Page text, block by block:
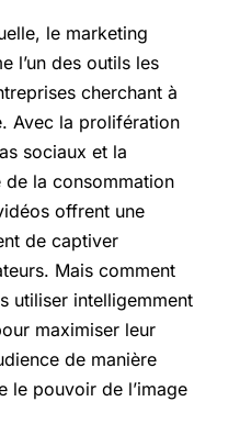
le marketing
l’un des outils les
cherchant à
Avec la prolifération
sociaux et la
la consommation
offrent une
de captiver
Mais comment
utiliser intelligemment
maximiser leur
de manière
le pouvoir de l’image